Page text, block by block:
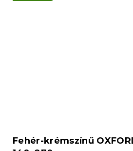
Fehér-krémszínű